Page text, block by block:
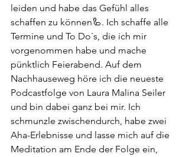
leiden und habe das Gefühl alles
schaffen zu können🦾. Ich schaffe alle
Termine und To Do´s, die ich mir
vorgenommen habe und mache
pünktlich Feierabend. Auf dem
Nachhauseweg höre ich die neueste
Podcastfolge von Laura Malina Seiler
und bin dabei ganz bei mir. Ich
schmunzle zwischendurch, habe zwei
Aha-Erlebnisse und lasse mich auf die
Meditation am Ende der Folge ein,